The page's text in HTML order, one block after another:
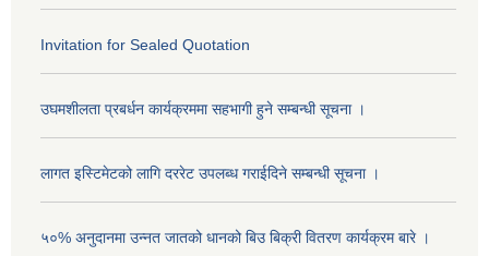
Invitation for Sealed Quotation
उघमशीलता प्रबर्धन कार्यक्रममा सहभागी हुने सम्बन्धी सूचना ।
लागत इस्टिमेटको लागि दररेट उपलब्ध गराईदिने सम्बन्धी सूचना ।
५०% अनुदानमा उन्नत जातको धानको बिउ बिक्री वितरण कार्यक्रम बारे ।